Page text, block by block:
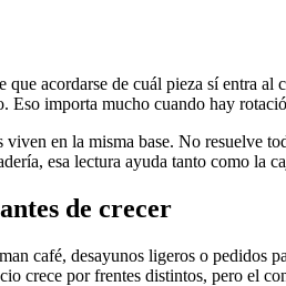
acordarse de cuál pieza sí entra
Eso importa mucho cuando hay
en la misma base. No resuelve
esa lectura ayuda tanto como la
de crecer
café, desayunos ligeros o pedidos
crece por frentes distintos, pero el